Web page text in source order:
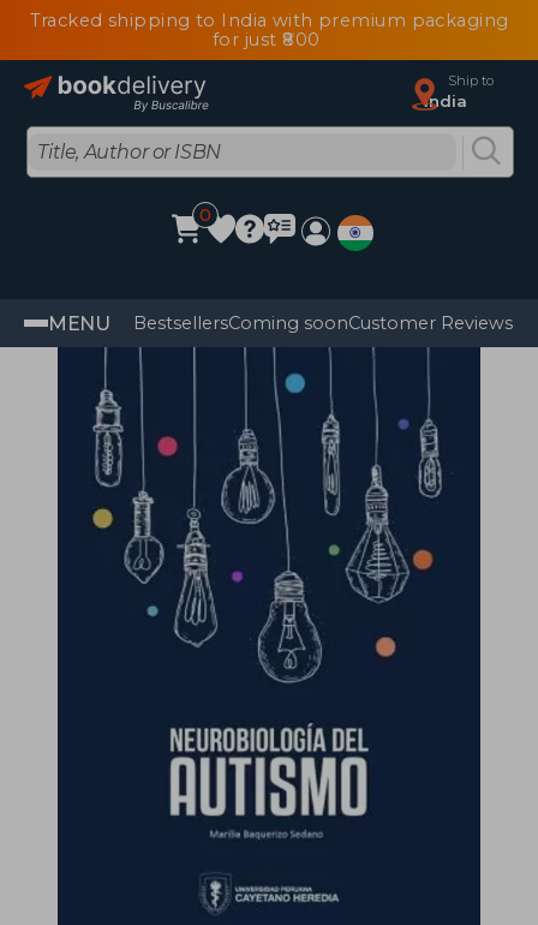
Tracked shipping to India with premium packaging
for just ₹800
Ship to
India
0
MENU BestsellersComing soonCustomer Reviews